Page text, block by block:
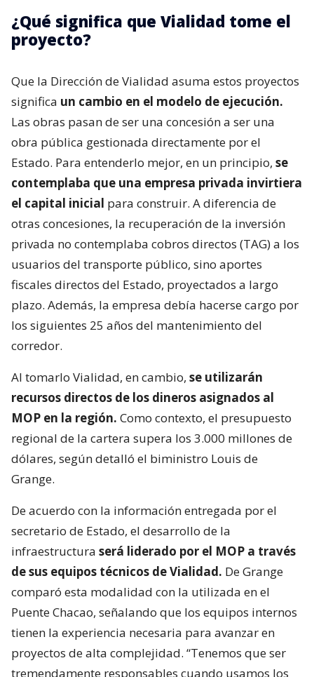
¿Qué significa que Vialidad tome el
proyecto?
Que la Dirección de Vialidad asuma estos proyectos
significa un cambio en el modelo de ejecución.
Las obras pasan de ser una concesión a ser una
obra pública gestionada directamente por el
Estado. Para entenderlo mejor, en un principio, se
contemplaba que una empresa privada invirtiera
el capital inicial para construir. A diferencia de
otras concesiones, la recuperación de la inversión
privada no contemplaba cobros directos (TAG) a los
usuarios del transporte público, sino aportes
fiscales directos del Estado, proyectados a largo
plazo. Además, la empresa debía hacerse cargo por
los siguientes 25 años del mantenimiento del
corredor.
Al tomarlo Vialidad, en cambio, se utilizarán
recursos directos de los dineros asignados al
MOP en la región. Como contexto, el presupuesto
regional de la cartera supera los 3.000 millones de
dólares, según detalló el biministro Louis de
Grange.
De acuerdo con la información entregada por el
secretario de Estado, el desarrollo de la
infraestructura será liderado por el MOP a través
de sus equipos técnicos de Vialidad. De Grange
comparó esta modalidad con la utilizada en el
Puente Chacao, señalando que los equipos internos
tienen la experiencia necesaria para avanzar en
proyectos de alta complejidad. “Tenemos que ser
tremendamente responsables cuando usamos los